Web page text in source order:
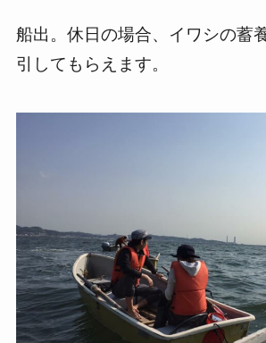
船出。休日の場合、イワシの蓄
引してもらえます。